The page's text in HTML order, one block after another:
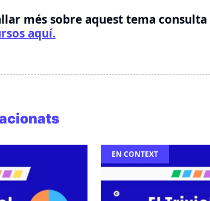
més sobre aquest tema consulta
aquí.
EN CONTEXT